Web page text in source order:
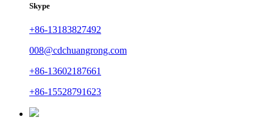
Skype
+86-13183827492
008@cdchuangrong.com
+86-13602187661
+86-15528791623